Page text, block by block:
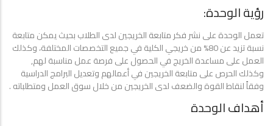
رؤية الوحدة:
تعمل الوحدة على نشر فكر متابعة الخريجين لدى الطلاب بحيث يمكن متابعة
نسبة تزيد عن 80% من خريجي الكلية في جميع التخصصات المختلفة، وكذلك
العمل على مساعدة الخريج في الحصول على فرصة عمل مناسبة لهم,
وكذلك الحرص على متابعة الخريجين في أعمالهم وتعديل البرامج الدراسية
وفقاً لنقاط القوة والضعف لدى الخريجين من خلال سوق العمل ومتطلباته .
أهداف الوحدة